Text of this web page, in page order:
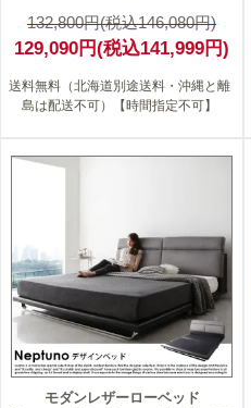
132,800円(税込146,080円)
129,090円(税込141,999円)
送料無料（北海道別途送料・沖縄と離
島は配送不可）【時間指定不可】
モダンレザーローベッド